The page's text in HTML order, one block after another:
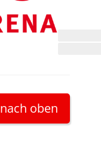
nach oben